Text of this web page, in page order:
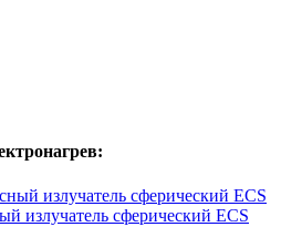
излучатель сферический ECS